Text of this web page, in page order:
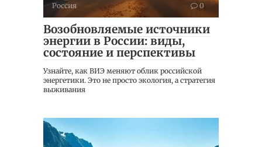
Россия 0
Возобновляемые источники
энергии в России: виды,
состояние и перспективы
Узнайте, как ВИЭ меняют облик российской
энергетики. Это не просто экология, а стратегия
выживания